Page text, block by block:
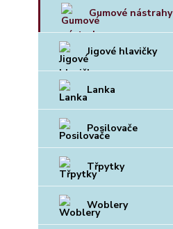
Gumové nástrahy
Jigové hlavičky
Lanka
Posilovače
Třpytky
Woblery